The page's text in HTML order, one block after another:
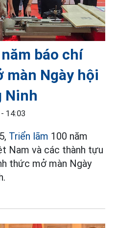
báo chí
màn Ngày hội
Ninh
14:03
Triển lãm 100 năm
Nam và các thành tựu
thức mở màn Ngày